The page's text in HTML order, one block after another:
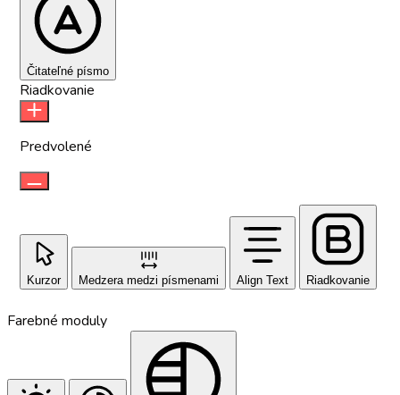
Čitateľné písmo
Riadkovanie
Predvolené
Kurzor Medzera medzi písmenami Align Text Riadkovanie
Farebné moduly